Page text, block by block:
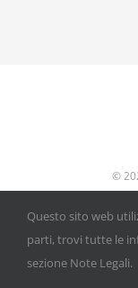
©
Questo sito web
parti, trovi tutte le
sezione Note Legali.